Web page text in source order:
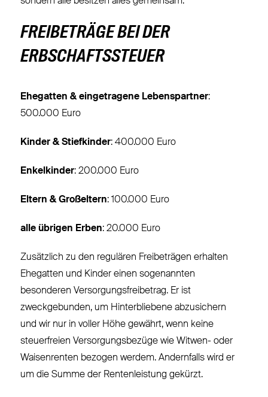
FREIBETRÄGE BEI DER
ERBSCHAFTSSTEUER
Ehegatten & eingetragene Lebenspartner:
500.000 Euro
Kinder & Stiefkinder: 400.000 Euro
Enkelkinder: 200.000 Euro
Eltern & Großeltern: 100.000 Euro
alle übrigen Erben: 20.000 Euro
Zusätzlich zu den regulären Freibeträgen erhalten
Ehegatten und Kinder einen sogenannten
besonderen Versorgungsfreibetrag. Er ist
zweckgebunden, um Hinterbliebene abzusichern
und wir nur in voller Höhe gewährt, wenn keine
steuerfreien Versorgungsbezüge wie Witwen- oder
Waisenrenten bezogen werdem. Andernfalls wird er
um die Summe der Rentenleistung gekürzt.